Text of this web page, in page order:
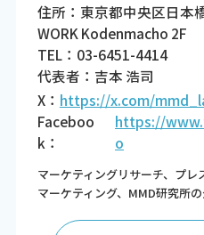
住所：東京都中央区日本
WORK Kodenmacho 2F
TEL：03-6451-4414
代表者：吉本 浩司
X： https://x.com/
Faceboo
k：
https://
o
マーケティングリサーチ、プ
マーケティング、MMD研究所